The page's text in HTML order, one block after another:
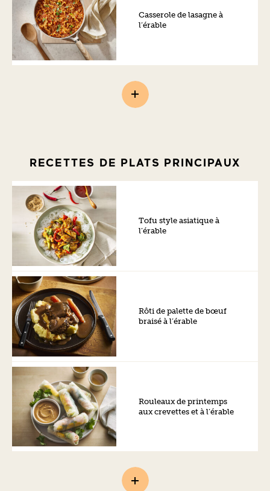
Casserole de lasagne à
l’érable
RECETTES DE PLATS PRINCIPAUX
Tofu style asiatique à
l’érable
Rôti de palette de bœuf
braisé à l’érable
Rouleaux de printemps
aux crevettes et à l’érable